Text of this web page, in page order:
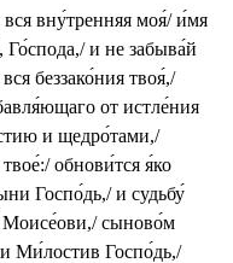
вну́тренняя моя́/ и́мя
Го́спода,/ и не забыва́й
беззако́ния твоя́,/
от истле́ния
и щедро́тами,/
обнови́тся я́ко
Госпо́дь,/ и судьбу́
сыново́м
Ми́лостив Госпо́дь,/